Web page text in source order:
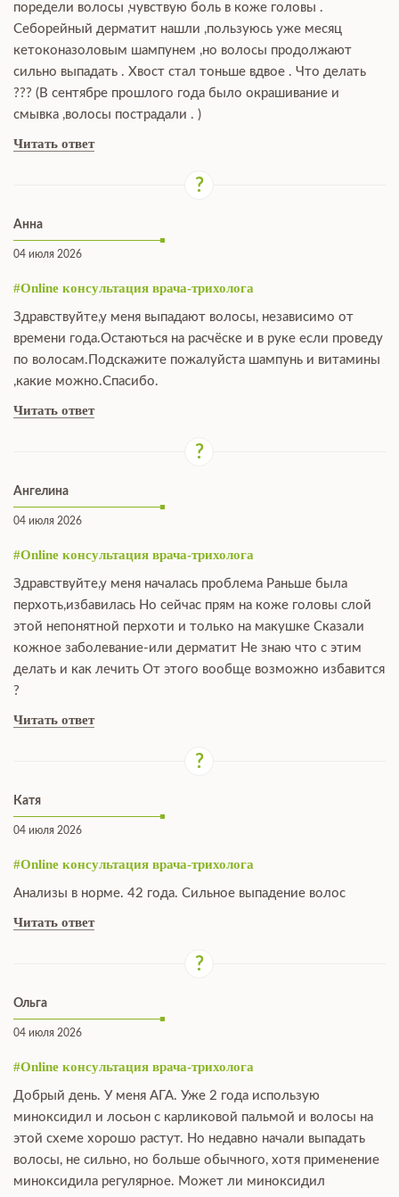
поредели волосы ,чувствую боль в коже головы .
Себорейный дерматит нашли ,пользуюсь уже месяц
кетоконазоловым шампунем ,но волосы продолжают
сильно выпадать . Хвост стал тоньше вдвое . Что делать
??? (В сентябре прошлого года было окрашивание и
смывка ,волосы пострадали . )
Читать ответ
Анна
04 июля 2026
#Online консультация врача-трихолога
Здравствуйте,у меня выпадают волосы, независимо от
времени года.Остаються на расчёске и в руке если проведу
по волосам.Подскажите пожалуйста шампунь и витамины
,какие можно.Спасибо.
Читать ответ
Ангелина
04 июля 2026
#Online консультация врача-трихолога
Здравствуйте,у меня началась проблема Раньше была
перхоть,избавилась Но сейчас прям на коже головы слой
этой непонятной перхоти и только на макушке Сказали
кожное заболевание-или дерматит Не знаю что с этим
делать и как лечить От этого вообще возможно избавится
?
Читать ответ
Катя
04 июля 2026
#Online консультация врача-трихолога
Анализы в норме. 42 года. Сильное выпадение волос
Читать ответ
Ольга
04 июля 2026
#Online консультация врача-трихолога
Добрый день. У меня АГА. Уже 2 года использую
миноксидил и лосьон с карликовой пальмой и волосы на
этой схеме хорошо растут. Но недавно начали выпадать
волосы, не сильно, но больше обычного, хотя применение
миноксидила регулярное. Может ли миноксидил